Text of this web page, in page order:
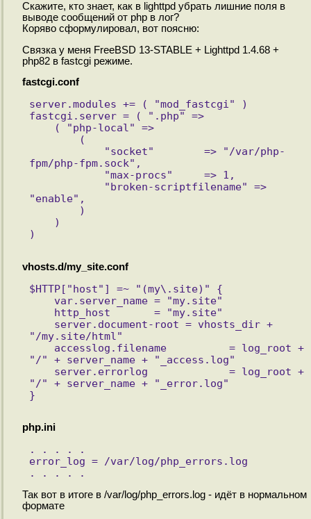
Скажите, кто знает, как в lighttpd убрать лишние поля в
выводе сообщений от php в лог?
Коряво сформулировал, вот поясню:
Связка у меня FreeBSD 13-STABLE + Lighttpd 1.4.68 +
php82 в fastcgi режиме.
fastcgi.conf
server.modules += ( "mod_fastcgi" )
fastcgi.server = ( ".php" =>
( "php-local" =>
(
"socket"        => "/var/php-
fpm/php-fpm.sock",
"max-procs"     => 1,
"broken-scriptfilename" =>
"enable",
)
)
)
vhosts.d/my_site.conf
$HTTP["host"] =~ "(my\.site)" {
var.server_name = "my.site"
http_host       = "my.site"
server.document-root = vhosts_dir +
"/my.site/html"
accesslog.filename          = log_root +
"/" + server_name + "_access.log"
server.errorlog             = log_root +
"/" + server_name + "_error.log"
}
php.ini
. . . . .
error_log = /var/log/php_errors.log
. . . . .
Так вот в итоге в /var/log/php_errors.log - идёт в нормальном
формате